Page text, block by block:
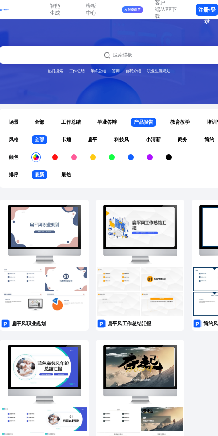
智能
生成
模板
中心
客户
端/APP下
载
注册/登
录
热门搜索 工作总结 年终总结 答辩 自我介绍 职业生涯规划
场景 全部 工作总结 毕业答辩 产品报告 教育教学 培训
风格 全部 卡通 扁平 科技风 小清新 商务 简约
颜色
排序 最新 最热
扁平风职业规划 扁平风工作总结汇报 简约